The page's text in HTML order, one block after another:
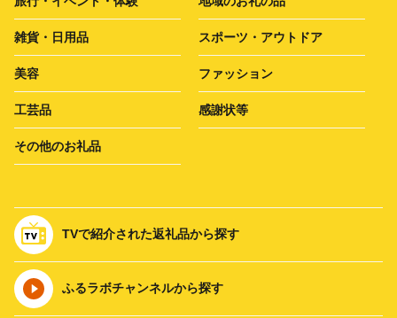
雑貨・日用品 スポーツ・アウトドア
美容 ファッション
工芸品 感謝状等
その他のお礼品
TVで紹介された返礼品から探す
ふるラボチャンネルから探す